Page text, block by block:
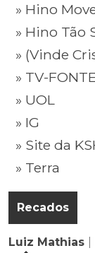
» Hino
» Hino Tão
» (Vinde
» TV-
» UOL
» IG
» Site da
» Terra
Recados
Luiz Mathias